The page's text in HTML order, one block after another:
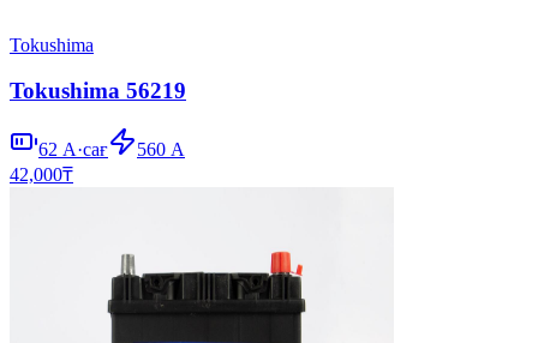
Tokushima
Tokushima 56219
62 А·сағ 560 А
42,000₸